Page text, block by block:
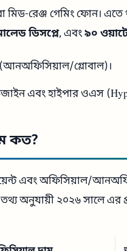
রেঞ্জ গেমিং ফোন। এতে
ডিসপ্লে, এবং৯০
গ্লোবাল)।
এবং হাইপার ওএস
কত?
এবং অফিসিয়াল/
তথ্য অনুযায়ী ২০২৬ সালে এর